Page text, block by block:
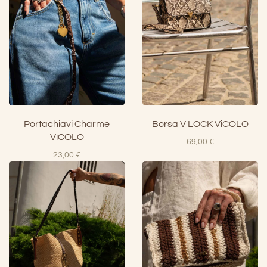
Portachiavi Charme
ViCOLO
23,00 €
Borsa V LOCK ViCOLO
69,00 €